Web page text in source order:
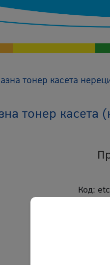
тонер касета
тонер касета
Код:
или